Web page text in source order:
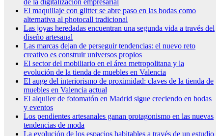
de la digitalización empresarial
El maquillaje con glitter se abre paso en las bodas como
alternativa al photocall tradicional
Las joyas heredadas encuentran una segunda vida a través del
diseño artesanal
Las marcas dejan de perseguir tendencias: el nuevo reto
creativo es construir universos propios
El sector del mobiliario en el área metropolitana y la
evolución de la tienda de muebles en Valencia
El auge del interiorismo de proximidad: claves de la tienda de
muebles en Valencia actual
El alquiler de fotomatón en Madrid sigue creciendo en bodas
y eventos
Los pendientes artesanales ganan protagonismo en las nuevas
tendencias de moda
La evolución de los espacios habitables a través de un estudio